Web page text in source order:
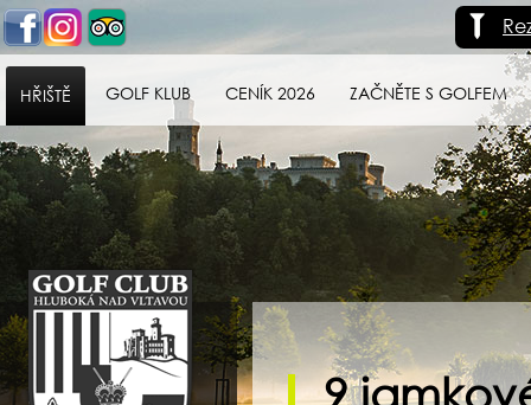
HŘIŠTĚ GOLF KLUB CENÍK 2026 ZAČNĚTE S GOLFEM
Golf klub Hluboká
nad Vltavou
9